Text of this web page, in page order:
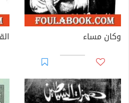
وكان مساء